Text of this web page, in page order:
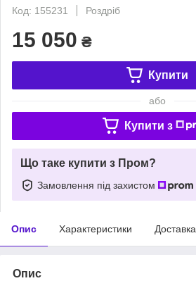
Код: 155231
Роздріб
15 050 ₴
Купити
або
Купити з
Що таке купити з Пром?
Замовлення під захистом
Опис Характеристики Доставка
Опис